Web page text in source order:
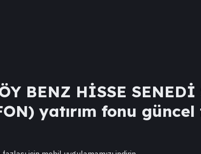
BENZ HİSSE
yatırım fonu